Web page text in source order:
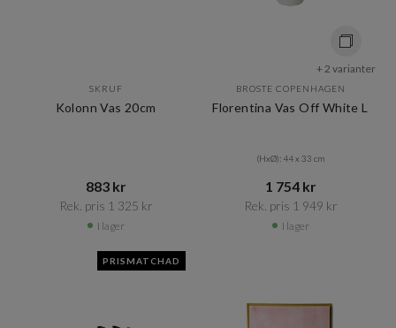
SKRUF
Kolonn Vas 20cm
883 kr​​
Rek. pris 1 325 kr​​
I lager
+ 2 varianter
BROSTE COPENHAGEN
Florentina Vas Off White L
(HxØ): 44 x 33 cm
1 754 kr​​
Rek. pris 1 949 kr​​
I lager
PRISMATCHAD